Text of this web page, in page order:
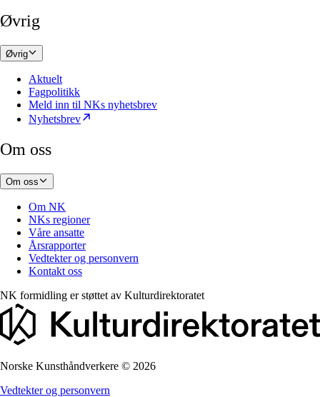
Øvrig
Øvrig
Aktuelt
Fagpolitikk
Meld inn til NKs nyhetsbrev
Nyhetsbrev
Om oss
Om oss
Om NK
NKs regioner
Våre ansatte
Årsrapporter
Vedtekter og personvern
Kontakt oss
NK formidling er støttet av Kulturdirektoratet
Norske Kunsthåndverkere © 2026
Vedtekter og personvern